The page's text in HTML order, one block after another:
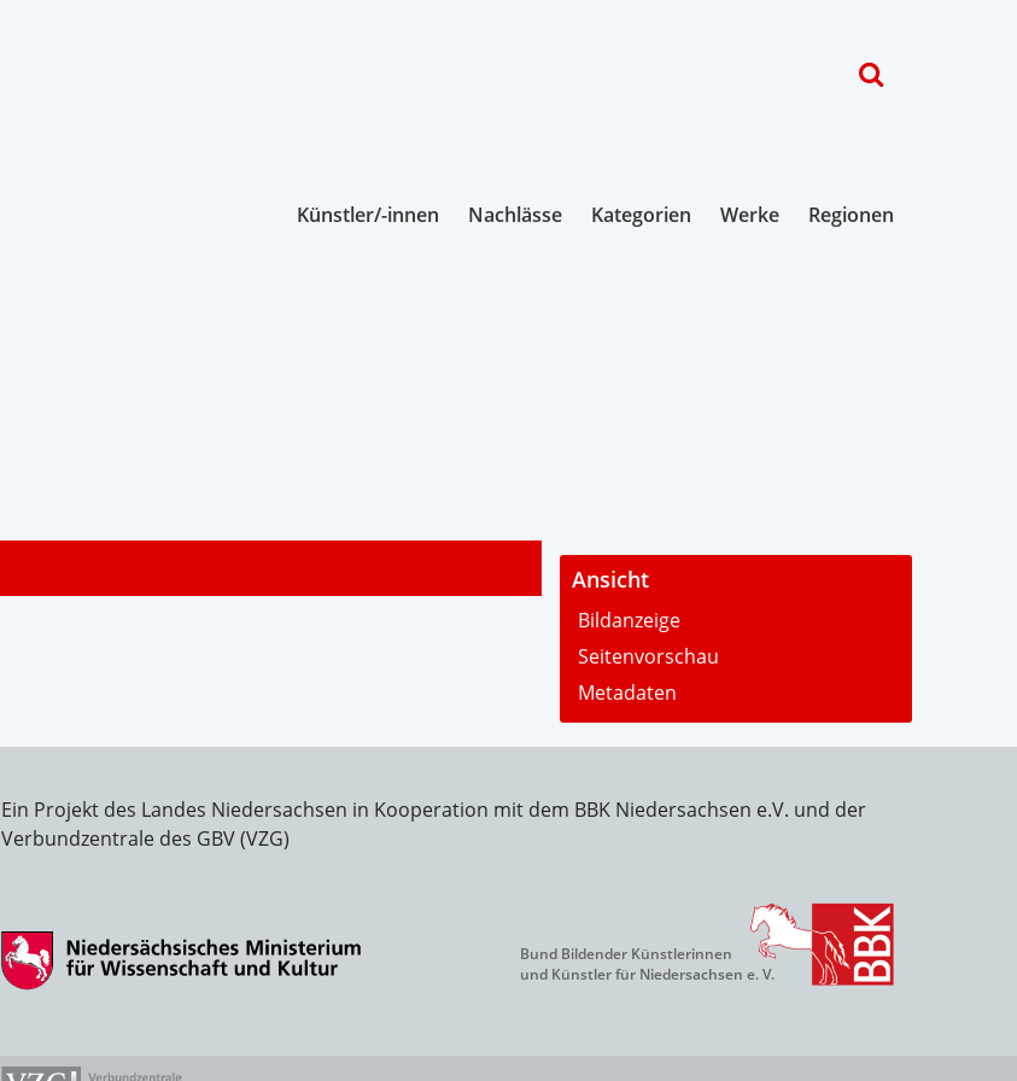
Künstler/-innen Nachlässe Kategorien Werke Regionen
- Ansicht
Bildanzeige
Seitenvorschau
Metadaten
Ein Projekt des Landes Niedersachsen in Kooperation mit dem BBK Niedersachsen e.V. und der
Verbundzentrale des GBV (VZG)
Bund Bildender Künstlerinnen
und Künstler für Niedersachsen e. V.